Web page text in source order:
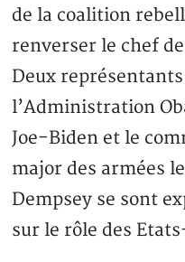
de la coalition
renverser le chef
Deux
l’Administration
Joe-Biden et le
major des armées
Dempsey se sont
sur le rôle des